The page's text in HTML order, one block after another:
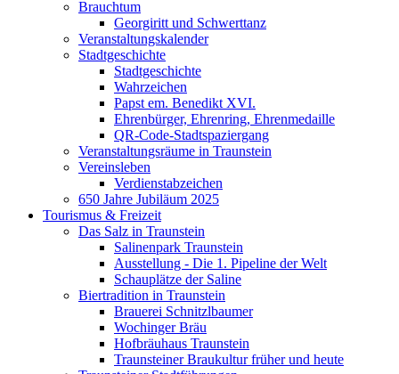
Brauchtum
Georgiritt und Schwerttanz
Veranstaltungskalender
Stadtgeschichte
Stadtgeschichte
Wahrzeichen
Papst em. Benedikt XVI.
Ehrenbürger, Ehrenring, Ehrenmedaille
QR-Code-Stadtspaziergang
Veranstaltungsräume in Traunstein
Vereinsleben
Verdienstabzeichen
650 Jahre Jubiläum 2025
Tourismus & Freizeit
Das Salz in Traunstein
Salinenpark Traunstein
Ausstellung - Die 1. Pipeline der Welt
Schauplätze der Saline
Biertradition in Traunstein
Brauerei Schnitzlbaumer
Wochinger Bräu
Hofbräuhaus Traunstein
Traunsteiner Braukultur früher und heute